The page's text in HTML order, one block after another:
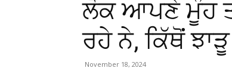
ਲੋਕ ਆਪਣੇ ਮੂੰਹ
ਰਹੇ ਨੇ, ਕਿੱਥੋਂ
November 18, 2024